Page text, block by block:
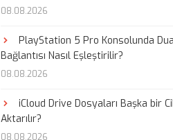
08.08.2026
PlayStation 5 Pro Konsolunda
Bağlantısı Nasıl Eşleştirilir?
08.08.2026
iCloud Drive Dosyaları Başka bir
Aktarılır?
08.08.2026